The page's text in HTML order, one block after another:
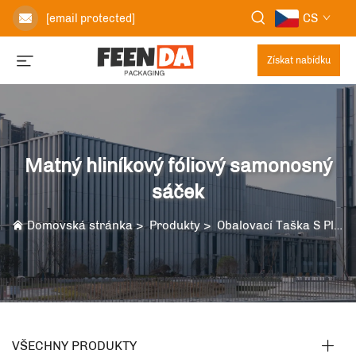
[email protected] CS
Získat nabídku
Matný hliníkový fóliový samonosný
sáček
Domovská stránka>Produkty > Obalovací Taška S Plochým Dnem
VŠECHNY PRODUKTY